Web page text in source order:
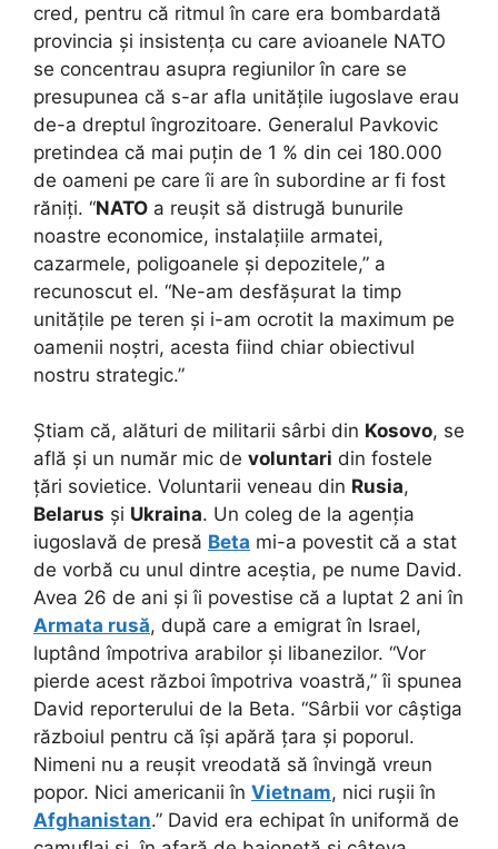
cred, pentru că ritmul în care era bombardată
provincia și insistența cu care avioanele NATO
se concentrau asupra regiunilor în care se
presupunea că s-ar afla unitățile iugoslave erau
de-a dreptul îngrozitoare. Generalul Pavkovic
pretindea că mai puțin de 1 % din cei 180.000
de oameni pe care îi are în subordine ar fi fost
răniți. “NATO a reușit să distrugă bunurile
noastre economice, instalațiile armatei,
cazarmele, poligoanele și depozitele,” a
recunoscut el. “Ne-am desfășurat la timp
unitățile pe teren și i-am ocrotit la maximum pe
oamenii noștri, acesta fiind chiar obiectivul
nostru strategic.”
Știam că, alături de militarii sârbi din Kosovo, se
află și un număr mic de voluntari din fostele
țări sovietice. Voluntarii veneau din Rusia,
Belarus și Ukraina. Un coleg de la agenția
iugoslavă de presă Beta mi-a povestit că a stat
de vorbă cu unul dintre aceștia, pe nume David.
Avea 26 de ani și îi povestise că a luptat 2 ani în
Armata rusă, după care a emigrat în Israel,
luptând împotriva arabilor și libanezilor. “Vor
pierde acest război împotriva voastră,” îi spunea
David reporterului de la Beta. “Sârbii vor câștiga
războiul pentru că își apără țara și poporul.
Nimeni nu a reușit vreodată să învingă vreun
popor. Nici americanii în Vietnam, nici rușii în
Afghanistan.” David era echipat în uniformă de